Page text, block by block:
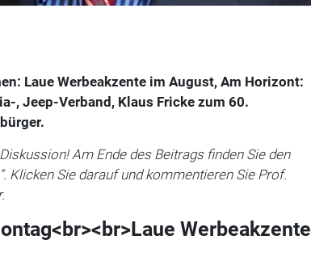
Laue Werbeakzente im August, Am Horizont:
, Jeep-Verband, Klaus Fricke zum 60.
.
Am Ende des Beitrags finden Sie den
Klicken Sie darauf und kommentieren Sie Prof.
Werbeakzente